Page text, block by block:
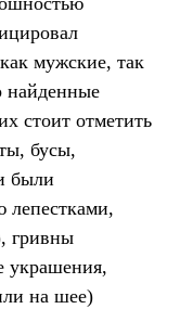
мужские, так
найденные
стоит отметить
бусы,
были
лепестками,
гривны
украшения,
на шее)